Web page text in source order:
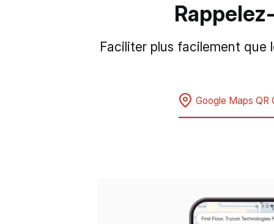
Faciliter plus facilement que
Google Maps QR